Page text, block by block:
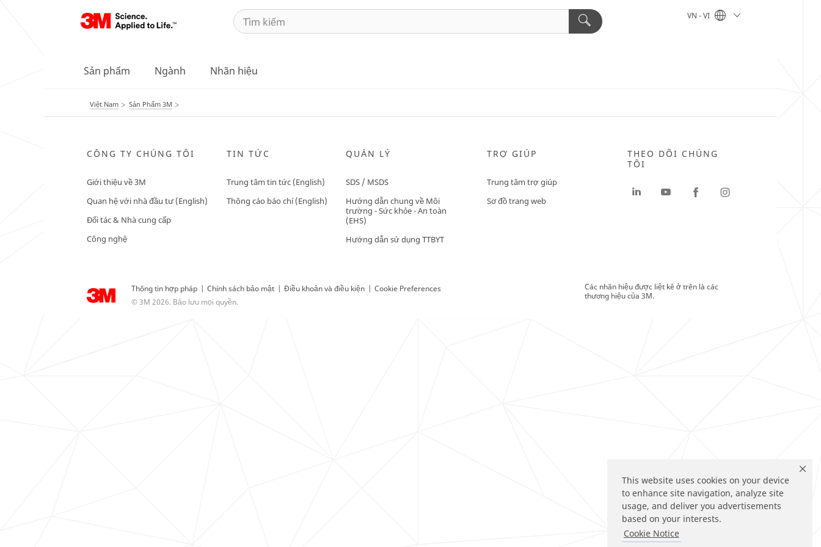
This website uses cookies on your device
to enhance site navigation, analyze site
usage, and deliver you advertisements
based on your interests.
Cookie Notice
VN - VI
Sản phẩm Ngành Nhãn hiệu
Việt Nam Sản Phẩm 3M
CÔNG TY CHÚNG TÔI
Giới thiệu về 3M
Quan hệ với nhà đầu tư (English)
Đối tác & Nhà cung cấp
Công nghệ
TIN TỨC
Trung tâm tin tức (English)
Thông cáo báo chí (English)
QUẢN LÝ
SDS / MSDS
Hướng dẫn chung về Môi
trường - Sức khỏe - An toàn
(EHS)
Hướng dẫn sử dụng TTBYT
TRỢ GIÚP
Trung tâm trợ giúp
Sơ đồ trang web
Thông tin hợp pháp | Chính sách bảo mật | Điều khoản và điều kiện | Cookie Preferences
© 3M 2026. Bảo lưu mọi quyền.
THEO DÕI CHÚNG
TÔI
Các nhãn hiệu được liệt kê ở trên là các
thương hiệu của 3M.